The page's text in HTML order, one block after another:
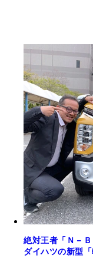
絶対王者「Ｎ－
ダイハツの新型